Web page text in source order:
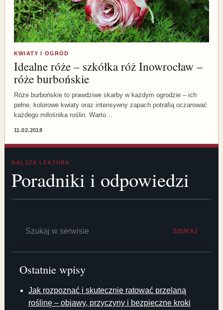
KWIATY I OGRÓD
Idealne róże – szkółka róż Inowrocław –
róże burbońskie
Róże burbońskie to prawdziwe skarby w każdym ogrodzie – ich
pełne, kolorowe kwiaty oraz intensywny zapach potrafią oczarować
każdego miłośnika roślin. Warto…
11.02.2018
DALSZA LEKTURA
Poradniki i odpowiedzi
SZUKAJ
Ostatnie wpisy
Jak rozpoznać i skutecznie ratować przelaną
roślinę – objawy, przyczyny i bezpieczne kroki